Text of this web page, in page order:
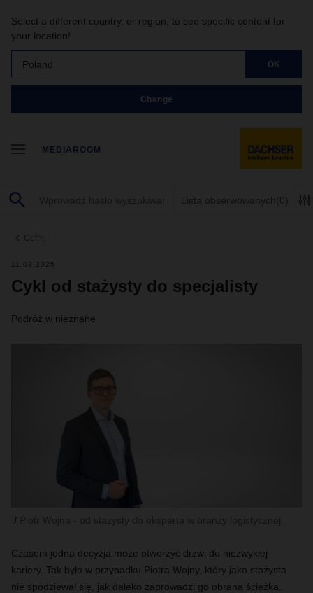
Select a different country, or region, to see specific content for
your location!
Poland OK
Change
MEDIAROOM
Lista obserwowanych (0)
Cofnij
11.03.2025
Cykl od stażysty do specjalisty
Podróż w nieznane
Czasem jedna decyzja może otworzyć drzwi do niezwykłej
kariery. Tak było w przypadku Piotra Wojny, który jako stażysta
nie spodziewał się, jak daleko zaprowadzi go obrana ścieżka.